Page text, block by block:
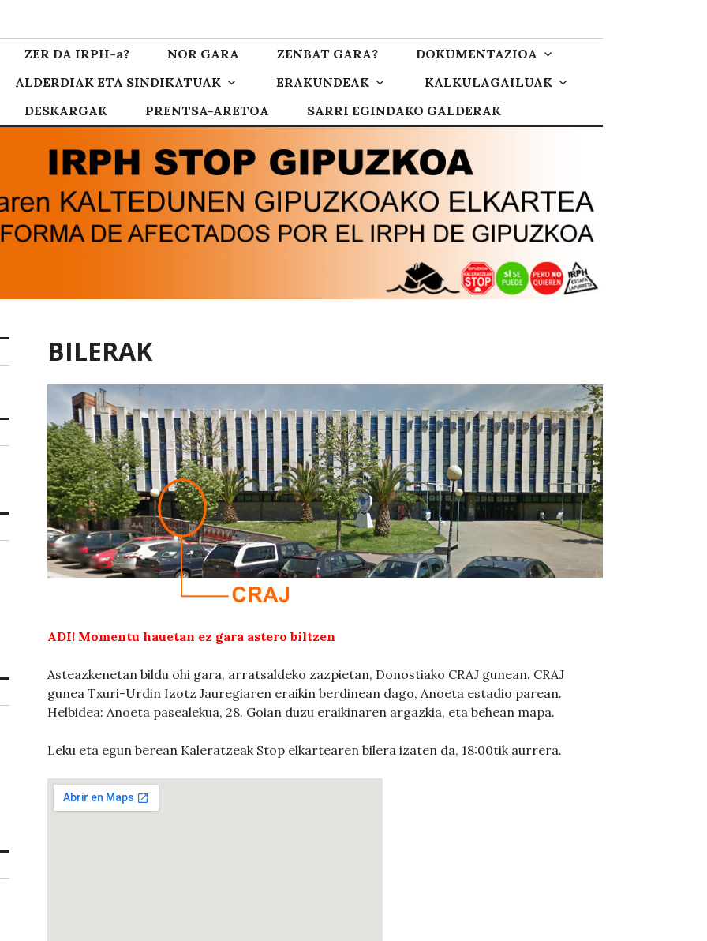
ZER DA IRPH-a? NOR GARA ZENBAT GARA?
DOKUMENTAZIOA
ALDERDIAK ETA SINDIKATUAK ERAKUNDEAK
KALKULAGAILUAK
DESKARGAK PRENTSA-ARETOA SARRI EGINDAKO GALDERAK
BILERAK
ADI! Momentu hauetan ez gara astero biltzen
Asteazkenetan bildu ohi gara, arratsaldeko zazpietan, Donostiako CRAJ gunean. CRAJ
gunea Txuri-Urdin Izotz Jauregiaren eraikin berdinean dago, Anoeta estadio parean.
Helbidea: Anoeta pasealekua, 28. Goian duzu eraikinaren argazkia, eta behean mapa.
Leku eta egun berean Kaleratzeak Stop elkartearen bilera izaten da, 18:00tik aurrera.